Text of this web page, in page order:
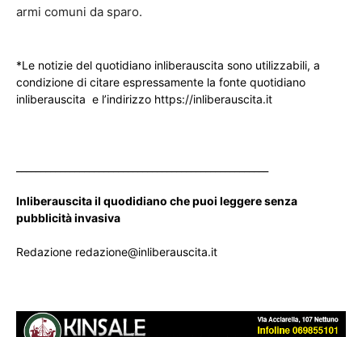
armi comuni da sparo.
*Le notizie del quotidiano inliberauscita sono utilizzabili, a
condizione di citare espressamente la fonte quotidiano
inliberauscita e l’indirizzo https://inliberauscita.it
Inliberauscita il quodidiano che puoi leggere senza
pubblicità invasiva
Redazione redazione@inliberauscita.it